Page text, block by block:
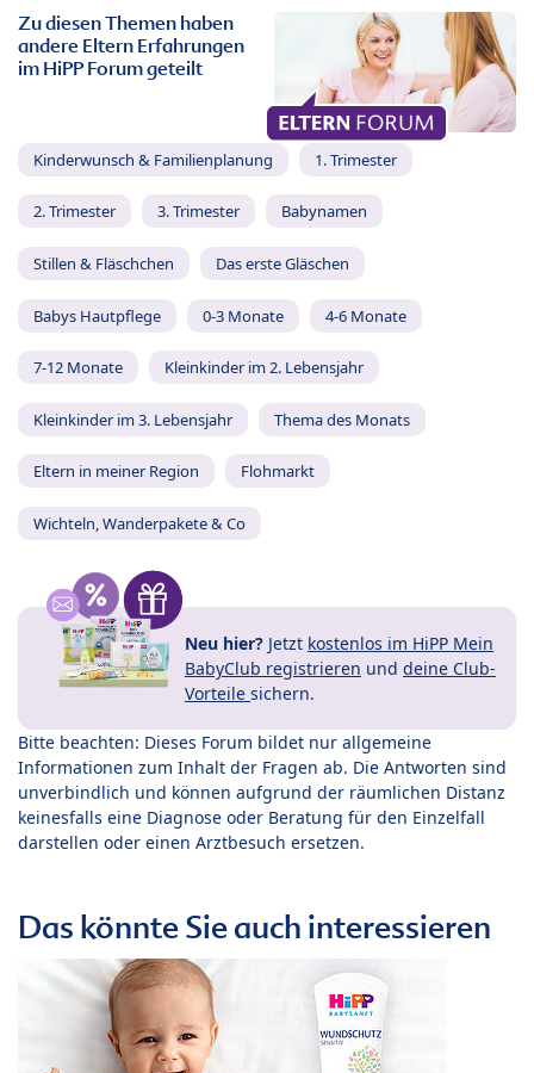
Zu diesen Themen haben
andere Eltern Erfahrungen
im HiPP Forum geteilt
Kinderwunsch & Familienplanung 1. Trimester
2. Trimester 3. Trimester Babynamen
Stillen & Fläschchen Das erste Gläschen
Babys Hautpflege 0-3 Monate 4-6 Monate
7-12 Monate Kleinkinder im 2. Lebensjahr
Kleinkinder im 3. Lebensjahr Thema des Monats
Eltern in meiner Region Flohmarkt
Wichteln, Wanderpakete & Co
Neu hier? Jetzt kostenlos im HiPP Mein
BabyClub registrieren und deine Club-
Vorteile sichern.
Bitte beachten: Dieses Forum bildet nur allgemeine
Informationen zum Inhalt der Fragen ab. Die Antworten sind
unverbindlich und können aufgrund der räumlichen Distanz
keinesfalls eine Diagnose oder Beratung für den Einzelfall
darstellen oder einen Arztbesuch ersetzen.
Das könnte Sie auch interessieren